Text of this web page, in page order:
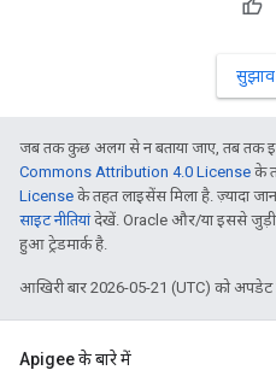
जब तक कुछ अलग से न बताया जाए, तब तक
Commons Attribution 4.0 License के
License के तहत लाइसेंस मिला है. ज़्यादा
साइट नीतियांदेखें. Oracle और/या इससे जुड़ी
हुआ ट्रेडमार्क है.
आखिरी बार 2026-05-21 (UTC) को अपडेट
Apigee के बारे में